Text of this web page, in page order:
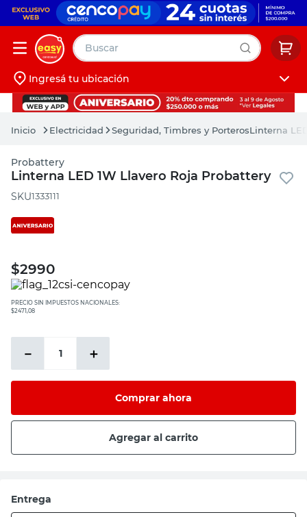
Buscar
Iniciá sesión
Ingresá tu ubicación
Electricidad Seguridad, Timbres y PorterosLinterna
Probattery
Linterna LED 1W Llavero Roja Probattery
:1333111
$2990
PRECIO SIN IMPUESTOS NACIONALES:
$2471,08
＋
－
Comprar ahora
Agregar al carrito
Entrega
muebles
pintura
escritorio
puertas